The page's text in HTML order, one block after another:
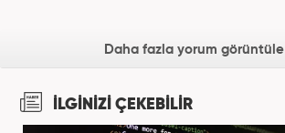
Daha fazla yorum görüntüle
İLGİNİZİ ÇEKEBİLİR